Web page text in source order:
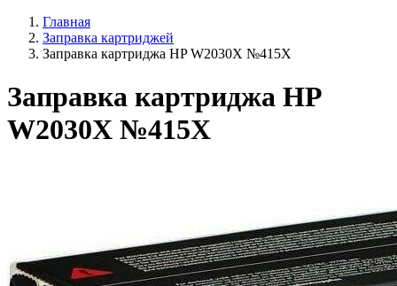
Главная
Заправка картриджей
Заправка картриджа HP W2030X №415X
Заправка картриджа HP
W2030X №415X